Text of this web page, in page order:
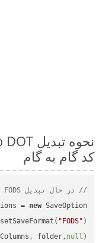
کد گام به گام
// در حال تبدیل FODS به HTML
= new
"FODS"
folder, null